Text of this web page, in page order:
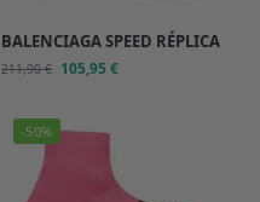
BALENCIAGA SPEED RÉPLICA
211,90€ 105,95€
-50%